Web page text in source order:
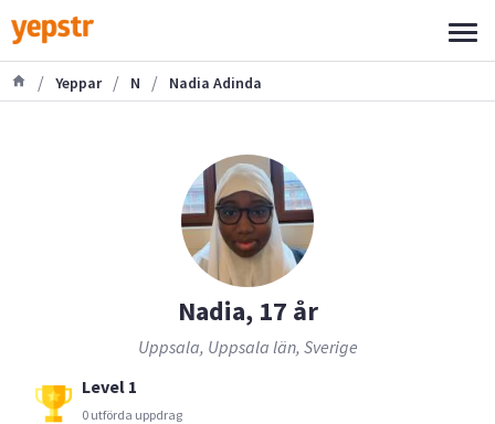
/ Yeppar / N / Nadia Adinda
Nadia, 17 år
Uppsala, Uppsala län, Sverige
Level 1
0 utförda uppdrag